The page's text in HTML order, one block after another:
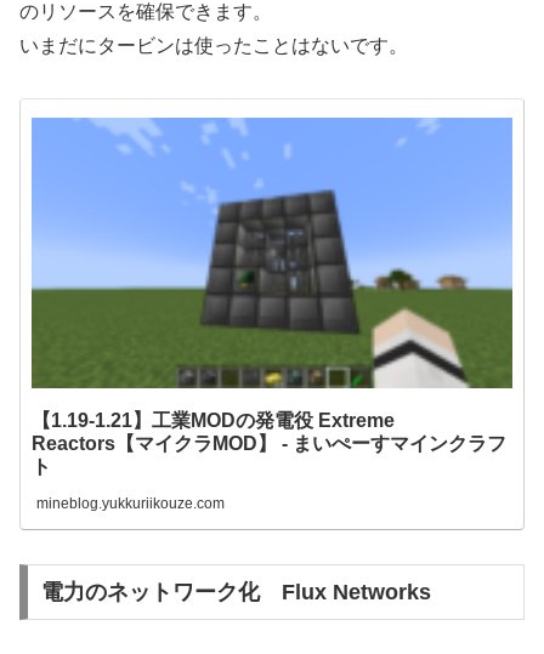
のリソースを確保できます。
いまだにタービンは使ったことはないです。
【1.19-1.21】工業MODの発電役 Extreme
Reactors【マイクラMOD】 - まいぺーすマインクラフ
ト
mineblog.yukkuriikouze.com
電力のネットワーク化 Flux Networks